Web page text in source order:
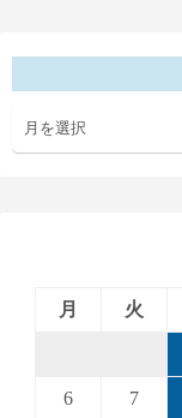
月を選択
月
火
6 7